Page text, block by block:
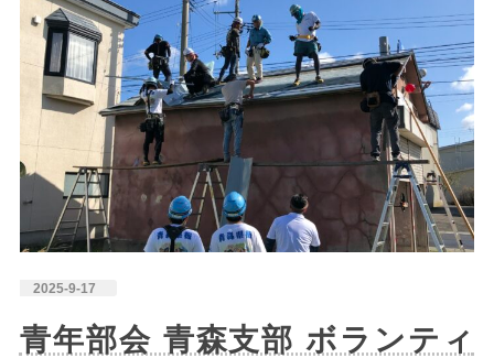
2025-9-17
青年部会 青森支部 ボランティ